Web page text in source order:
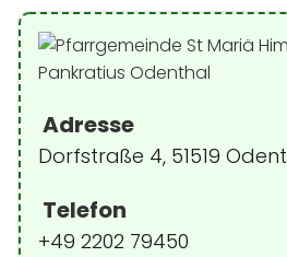
Adresse
Dorfstraße 4, 51519
Telefon
+49 2202 79450